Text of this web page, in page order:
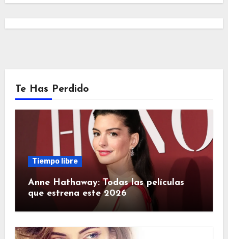
Te Has Perdido
Tiempo libre
Anne Hathaway: Todas las películas
que estrena este 2026